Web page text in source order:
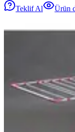
Teklif Al
Ürün